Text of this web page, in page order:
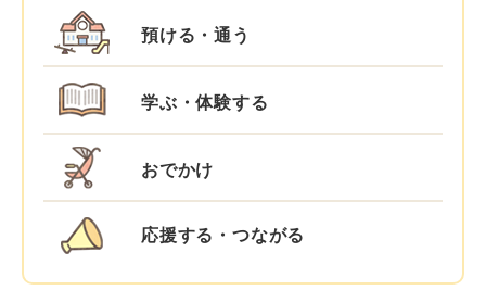
預ける・通う
学ぶ・体験する
おでかけ
応援する・つながる